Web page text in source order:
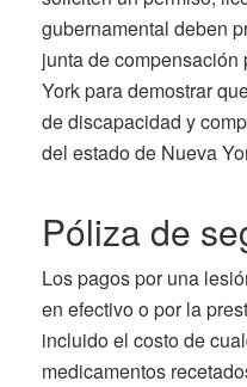
gubernamental deben
junta de
York para demostrar
de discapacidad y
del estado de Nueva
Póliza de
Los pagos por una
en efectivo o por la
incluido el costo de
medicamentos